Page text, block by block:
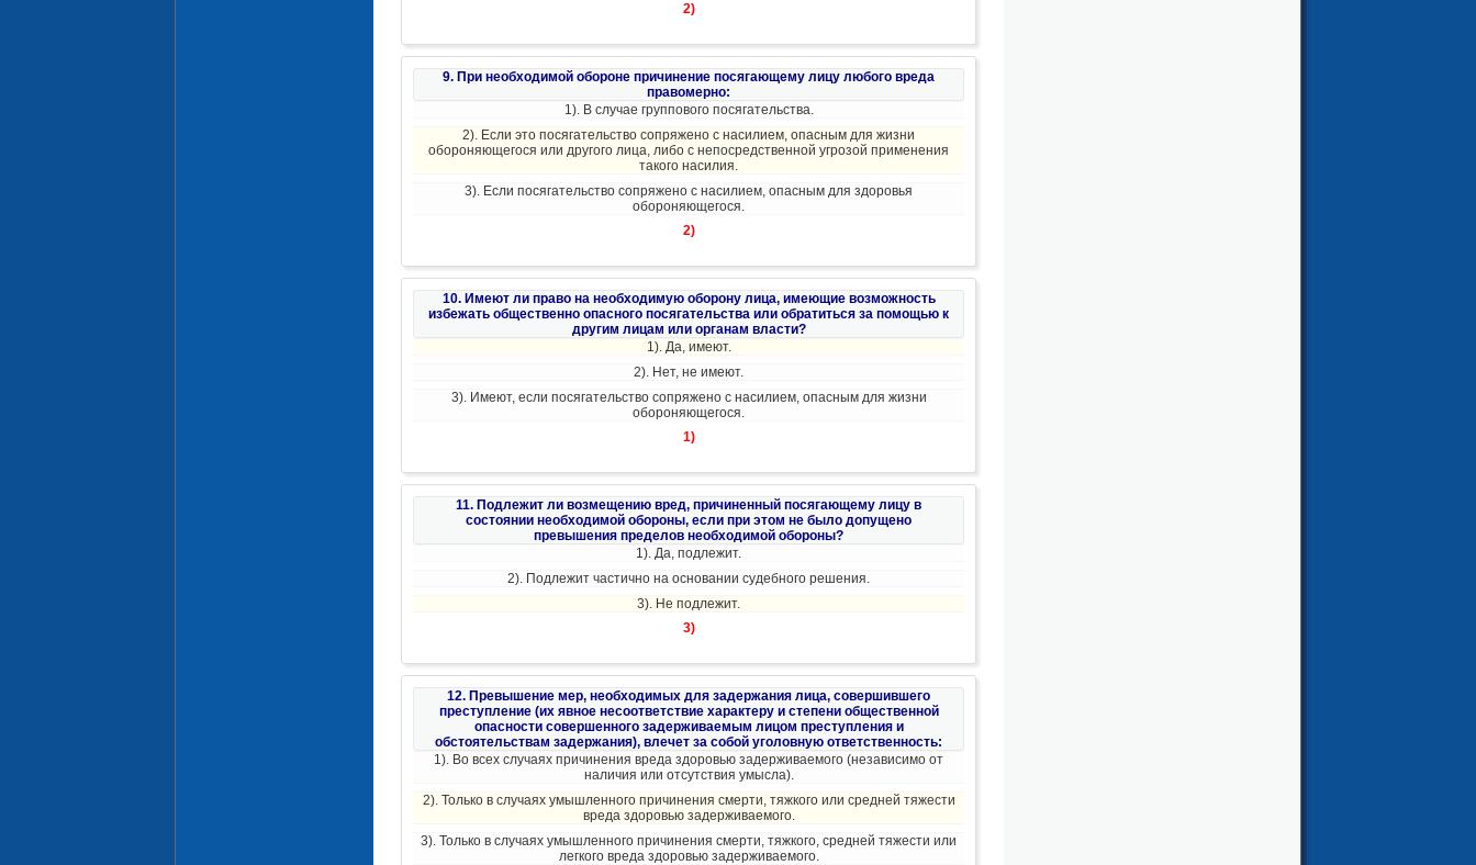
2)
9. При необходимой обороне причинение посягающему лицу любого вреда
правомерно:
1). В случае группового посягательства.
2). Если это посягательство сопряжено с насилием, опасным для жизни
обороняющегося или другого лица, либо с непосредственной угрозой применения
такого насилия.
3). Если посягательство сопряжено с насилием, опасным для здоровья
обороняющегося.
2)
10. Имеют ли право на необходимую оборону лица, имеющие возможность
избежать общественно опасного посягательства или обратиться за помощью к
другим лицам или органам власти?
1). Да, имеют.
2). Нет, не имеют.
3). Имеют, если посягательство сопряжено с насилием, опасным для жизни
обороняющегося.
1)
11. Подлежит ли возмещению вред, причиненный посягающему лицу в
состоянии необходимой обороны, если при этом не было допущено
превышения пределов необходимой обороны?
1). Да, подлежит.
2). Подлежит частично на основании судебного решения.
3). Не подлежит.
3)
12. Превышение мер, необходимых для задержания лица, совершившего
преступление (их явное несоответствие характеру и степени общественной
опасности совершенного задерживаемым лицом преступления и
обстоятельствам задержания), влечет за собой уголовную ответственность:
1). Во всех случаях причинения вреда здоровью задерживаемого (независимо от
наличия или отсутствия умысла).
2). Только в случаях умышленного причинения смерти, тяжкого или средней тяжести
вреда здоровью задерживаемого.
3). Только в случаях умышленного причинения смерти, тяжкого, средней тяжести или
легкого вреда здоровью задерживаемого.